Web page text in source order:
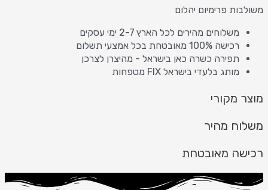
משולבות פרימיום יהלום
משלוחים מהירים לכל הארץ 2-7 ימי עסקים
רכישה 100% מאובטחת בכל אמצעי תשלום
תפירה כשרה כאן בישראל - מהיצרן לצרכן
מותג בלעדי בישראל FIX מטפחות
מוצר מקורי
משלוח מהיר
רכישה מאובטחת